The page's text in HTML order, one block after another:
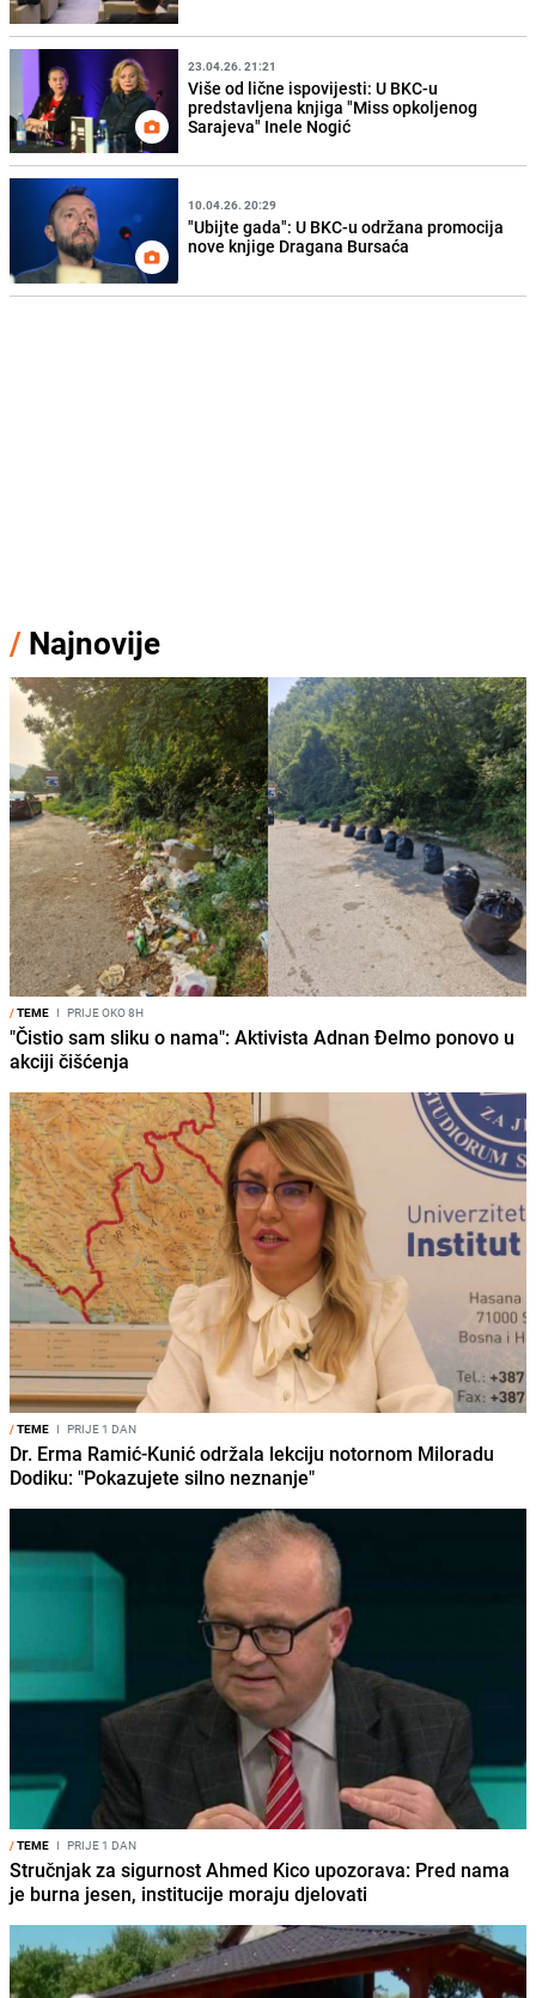
23.04.26. 21:21
Više od lične ispovijesti: U BKC-u
predstavljena knjiga "Miss opkoljenog
Sarajeva" Inele Nogić
10.04.26. 20:29
"Ubijte gada": U BKC-u održana promocija
nove knjige Dragana Bursaća
/ Najnovije
/TEME I PRIJE OKO 8H
"Čistio sam sliku o nama": Aktivista Adnan Đelmo ponovo u
akciji čišćenja
/TEME I PRIJE 1 DAN
Dr. Erma Ramić-Kunić održala lekciju notornom Miloradu
Dodiku: "Pokazujete silno neznanje"
/TEME I PRIJE 1 DAN
Stručnjak za sigurnost Ahmed Kico upozorava: Pred nama
je burna jesen, institucije moraju djelovati